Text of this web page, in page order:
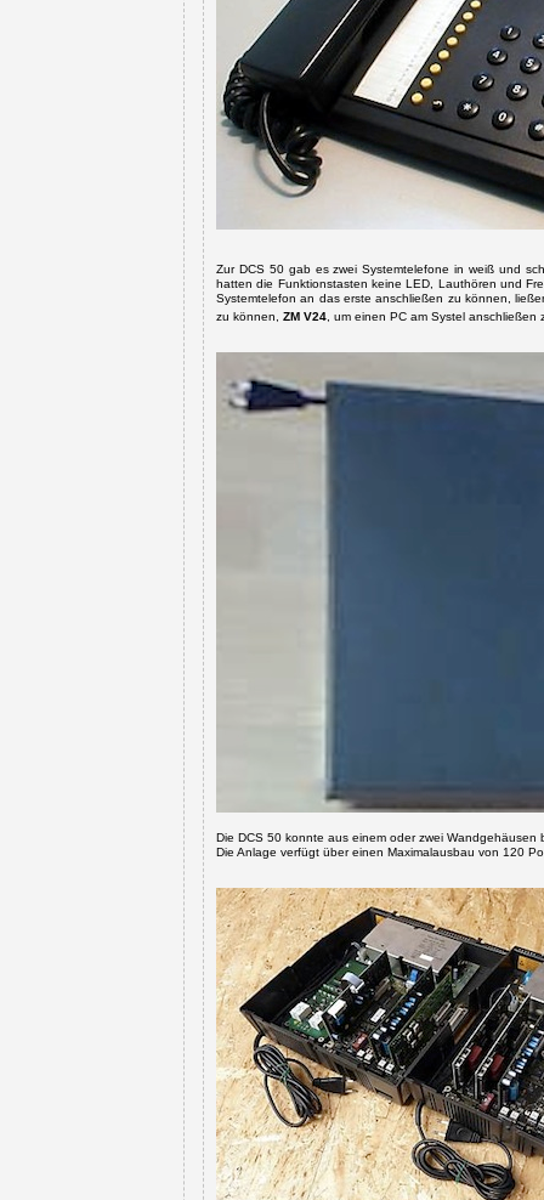
Zur DCS 50 gab es zwei Systemtelefone in weiß und
hatten die Funktionstasten keine LED, Lauthören und
Systemtelefon an das erste anschließen zu können,
zu können, ZM V24 , um einen PC am Systel anschließen
Die DCS 50 konnte aus einem oder zwei Wandgehäusen
Die Anlage verfügt über einen Maximalausbau von 120